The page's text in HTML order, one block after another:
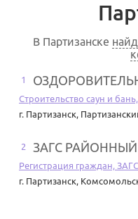
В Партизанске
1
Строительство саун и
г. Партизанск,
2 ЗАГС РАЙОННЫЙ
Регистрация граждан,
г. Партизанск,